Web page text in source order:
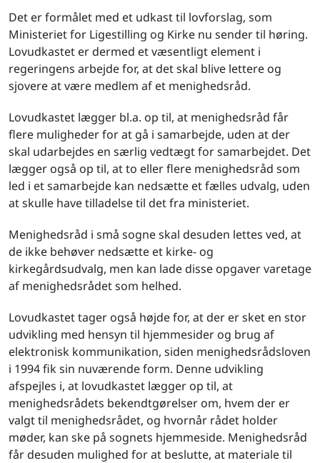
Det er formålet med et udkast til lovforslag, som
Ministeriet for Ligestilling og Kirke nu sender til høring.
Lovudkastet er dermed et væsentligt element i
regeringens arbejde for, at det skal blive lettere og
sjovere at være medlem af et menighedsråd.
Lovudkastet lægger bl.a. op til, at menighedsråd får
flere muligheder for at gå i samarbejde, uden at der
skal udarbejdes en særlig vedtægt for samarbejdet. Det
lægger også op til, at to eller flere menighedsråd som
led i et samarbejde kan nedsætte et fælles udvalg, uden
at skulle have tilladelse til det fra ministeriet.
Menighedsråd i små sogne skal desuden lettes ved, at
de ikke behøver nedsætte et kirke- og
kirkegårdsudvalg, men kan lade disse opgaver varetage
af menighedsrådet som helhed.
Lovudkastet tager også højde for, at der er sket en stor
udvikling med hensyn til hjemmesider og brug af
elektronisk kommunikation, siden menighedsrådsloven
i 1994 fik sin nuværende form. Denne udvikling
afspejles i, at lovudkastet lægger op til, at
menighedsrådets bekendtgørelser om, hvem der er
valgt til menighedsrådet, og hvornår rådet holder
møder, kan ske på sognets hjemmeside. Menighedsråd
får desuden mulighed for at beslutte, at materiale til